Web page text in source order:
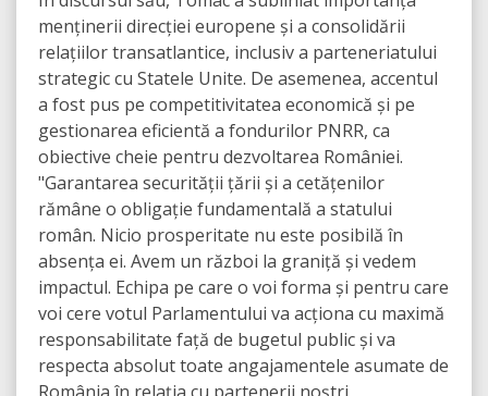
menținerii direcției europene și a consolidării
relațiilor transatlantice, inclusiv a parteneriatului
strategic cu Statele Unite. De asemenea, accentul
a fost pus pe competitivitatea economică și pe
gestionarea eficientă a fondurilor PNRR, ca
obiective cheie pentru dezvoltarea României.
"Garantarea securității țării și a cetățenilor
rămâne o obligație fundamentală a statului
român. Nicio prosperitate nu este posibilă în
absența ei. Avem un război la graniță și vedem
impactul. Echipa pe care o voi forma și pentru care
voi cere votul Parlamentului va acționa cu maximă
responsabilitate față de bugetul public și va
respecta absolut toate angajamentele asumate de